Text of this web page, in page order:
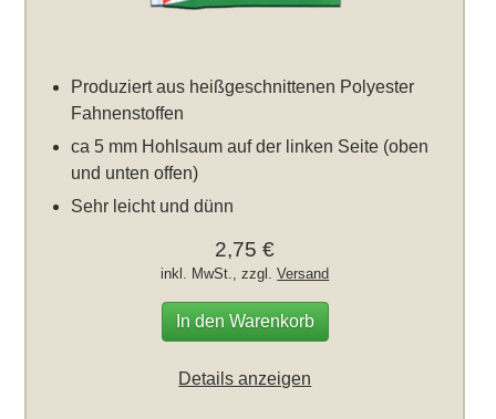
Produziert aus heißgeschnittenen Polyester
Fahnenstoffen
ca 5 mm Hohlsaum auf der linken Seite (oben
und unten offen)
Sehr leicht und dünn
2,75 €
inkl. MwSt., zzgl.Versand
In den Warenkorb
Details anzeigen